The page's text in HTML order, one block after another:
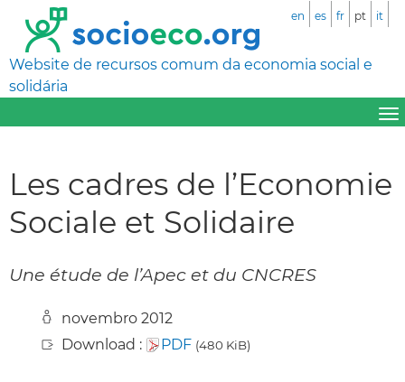
Website de recursos comum da economia social e
solidária
en es fr pt it
Les cadres de l’Economie
Sociale et Solidaire
Une étude de l’Apec et du CNCRES
novembro 2012
Download :
PDF (480 KiB)